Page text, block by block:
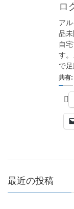
ロ
ア
品
自
す
で
共有:
最近の投稿